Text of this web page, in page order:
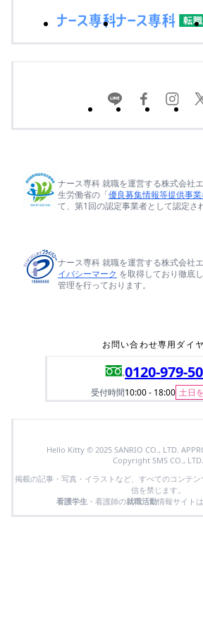
ナース専科 就職を運営する株式会社
生労働省の「優良募集情報等提供事
て、第1回の認定事業者として認定さ
ナース専科 就職を運営する株式会社
イバシーマーク を取得しており徹底
管理を行っております。
お問い合わせ専用ダイ
0120-979-
受付時間10:00 - 18:00 土日
Hello Kitty © 2025 SANRIO CO., LTD.
Copyright SMS CO., LTD.
掲載の記事・写真・イラストなど、すべてのコンテ
信を禁じます。
看護学生・看護師の就職活動情報サイト